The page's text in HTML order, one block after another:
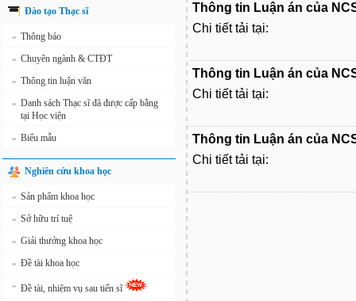
Đào tạo Thạc sĩ
» Thông báo
» Chuyên ngành & CTĐT
» Thông tin luận văn
» Danh sách Thạc sĩ đã được cấp bằng
tại Học viện
» Biểu mẫu
Nghiên cứu khoa học
» Sản phẩm khoa học
» Sở hữu trí tuệ
» Giải thưởng khoa học
» Đề tài khoa học
» Đề tài, nhiệm vụ sau tiến sĩ
Thông tin Luận án của
Chi tiết tải tại:
Thông tin Luận án của
Chi tiết tải tại:
Thông tin Luận án của
Chi tiết tải tại: